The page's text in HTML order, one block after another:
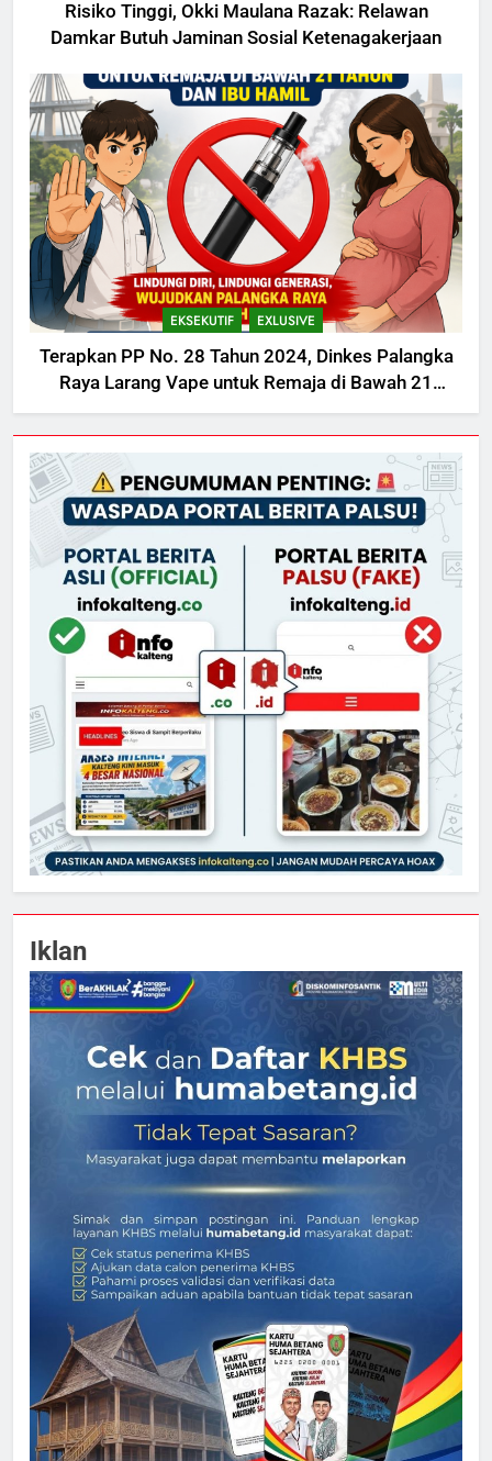
Risiko Tinggi, Okki Maulana Razak: Relawan
Damkar Butuh Jaminan Sosial Ketenagakerjaan
EKSEKUTIF EXLUSIVE
Terapkan PP No. 28 Tahun 2024, Dinkes Palangka
Raya Larang Vape untuk Remaja di Bawah 21
Tahun dan Ibu Hamil
Iklan